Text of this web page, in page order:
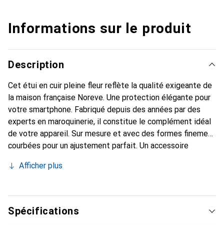
Informations sur le produit
Description
Cet étui en cuir pleine fleur reflète la qualité exigeante de
la maison française Noreve. Une protection élégante pour
votre smartphone. Fabriqué depuis des années par des
experts en maroquinerie, il constitue le complément idéal
de votre appareil. Sur mesure et avec des formes finement
courbées pour un ajustement parfait. Un accessoire
marque Noreve est reconnue internationalement pour ses
le client exigeant.
Afficher plus
Spécifications